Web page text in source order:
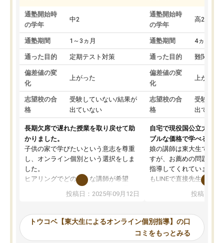
通塾開始時
の学年
中2
通塾期間 1～3ヵ月
通った目的 定期テスト対策
偏差値の変
化
上がった
志望校の合
格
受験していない/結果が
出ていない
長期欠席で遅れた授業を取り戻せて助
かりました。
子供の家で学びたいという意志を尊重
し、オンライン個別という選択をしま
した。
ヒアリングでどのような講師が希望
か、オプションは付帯するかなど選ぶ
事が出来ました。
ーティングを行い、その講師で良いか
見てから講師を決定する事ができま
投稿日：2025年09月12日
通塾開始時
の学年
高2
通塾期間 4ヵ月～1
通った目的 難関私立
偏差値の変
化
上がった
志望校の合
格
受験して
出ていな
自宅で現役国公立大学生
ブルな価格で学べる
娘の講師は東大生では無
すが、お薦めの問題集や
指導してくれています。
もLINEで直接先生に質問
めれるので、個人に合
いなのがあり(有料)、受
ことをどんなスケジュー
くか相談したのですが、
投稿日：
トウコベ【東大生によるオンライン個別指導】の口
コミをもっとみる